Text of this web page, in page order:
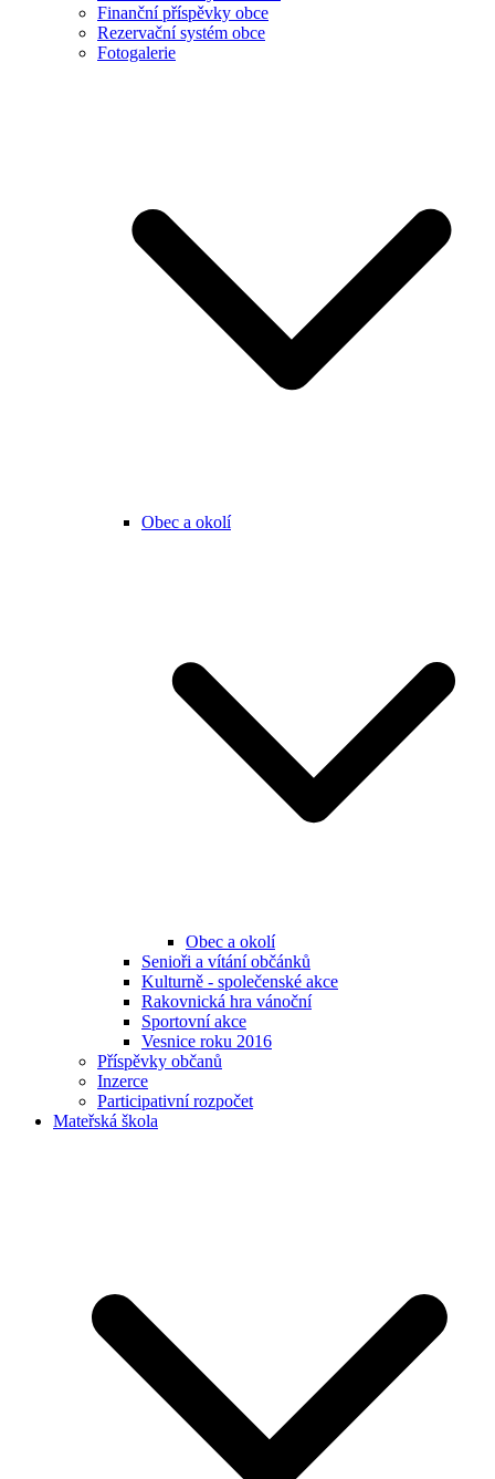
Finanční příspěvky obce
Rezervační systém obce
Fotogalerie
Obec a okolí
Obec a okolí
Senioři a vítání občánků
Kulturně - společenské akce
Rakovnická hra vánoční
Sportovní akce
Vesnice roku 2016
Příspěvky občanů
Inzerce
Participativní rozpočet
Mateřská škola